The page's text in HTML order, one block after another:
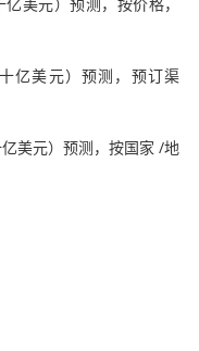
亿美元）预测，预订渠
美元）预测，按国家 /地